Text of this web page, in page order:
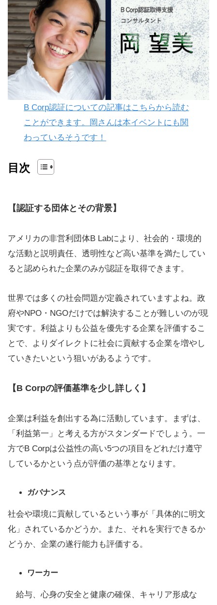
B Corp認証についての記事はこちらから読む
ことができます。岡さんは本イベントにも関
わっているそうです！
目次
【認証する団体とその背景】
アメリカの非営利団体B Labにより、社会的・環境的
な活動と説明責任、透明性など高い基準を満たしてい
ると認められた企業のみが認証を取得できます。
世界では多くの社会問題が定義されていますよね。政
府やNPO・NGOだけでは解決することが難しいのが現
実です。利益よりも公益を優先する企業を評価するこ
とで、よりダイレクトに社会に貢献する企業を増やし
ていきたいという狙いがあるようです。
【B Corpの評価基準を少し詳しく】
企業は利益を創出する為に活動しています。まずは、
「利益第一」と考える方がスタンダードでしょう。一
方でB Corpは公益性の高い5つの項目をどれだけ遵守
しているかという点が評価の基準となります。
ガバナンス
社会や環境に貢献しているという事が「具体的に明文
化」されているかどうか。また、それを実行できるか
どうか、企業の遂行能力も評価する。
ワーカー
給与、心身の安全と健康の確保、キャリア形成な